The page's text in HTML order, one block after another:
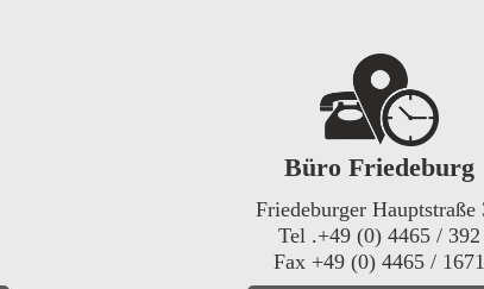
Büro Friedeburg
Friedeburger Hauptstraße
Tel .+49 (0) 4465 / 392
Fax +49 (0) 4465 / 1671